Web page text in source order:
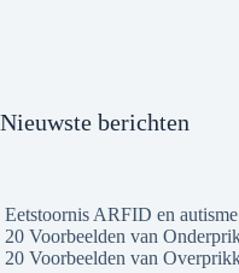
Nieuwste berichten
Eetstoornis ARFID en autisme
20 Voorbeelden van
20 Voorbeelden van